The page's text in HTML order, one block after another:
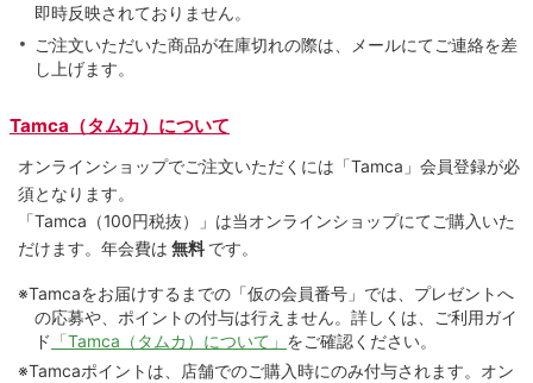
即時反映されておりません。
ご注文いただいた商品が在庫切れの際は、メールにてご連絡を差
し上げます。
Tamca（タムカ）について
オンラインショップでご注⽂いただくには「Tamca」会員登録が必
須となります。
「Tamca （100円税抜）
」は当オンラインショップにてご購⼊いた
だけます。 年会費は 無料 です。
※Tamcaをお届けするまでの「仮の会員番号」では、プレゼントへ
の応募や、ポイントの付与は⾏えません。詳しくは、ご利⽤ガイ
ド 「Tamca（タムカ）について」 をご確認ください。
※Tamcaポイントは、店舗でのご購⼊時にのみ付与されます。オン